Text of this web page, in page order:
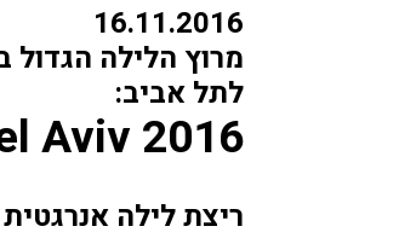
16.11.2016
מרוץ הלילה הגדול
לתל אביב:
Aviv 2016
ריצת לילה